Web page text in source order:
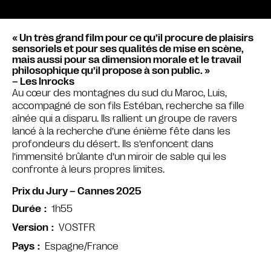
« Un très grand film pour ce qu’il procure de plaisirs
sensoriels et pour ses qualités de mise en scène,
mais aussi pour sa dimension morale et le travail
philosophique qu’il propose à son public. »
– Les Inrocks
Au cœur des montagnes du sud du Maroc, Luis,
accompagné de son fils Estéban, recherche sa fille
aînée qui a disparu. Ils rallient un groupe de ravers
lancé à la recherche d’une énième fête dans les
profondeurs du désert. Ils s’enfoncent dans
l’immensité brûlante d’un miroir de sable qui les
confronte à leurs propres limites.
Prix du Jury – Cannes 2025
Durée
1h55
Version
VOSTFR
Pays
Espagne/France